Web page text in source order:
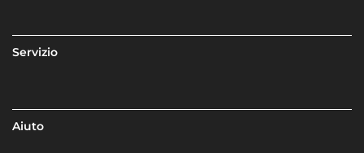
Servizio
Aiuto